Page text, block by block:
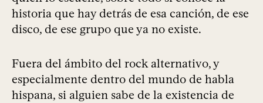
historia que hay detrás de esa canción, de ese
disco, de ese grupo que ya no existe.
Fuera del ámbito del rock alternativo, y
especialmente dentro del mundo de habla
hispana, si alguien sabe de la existencia de